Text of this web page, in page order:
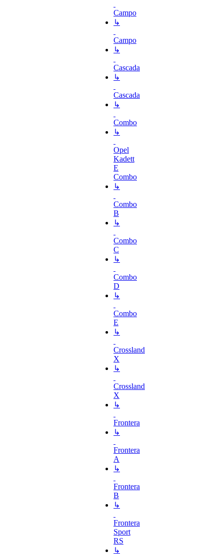
Campo
↳
Campo
↳
Cascada
↳
Cascada
↳
Combo
↳
Opel
Kadett
E
Combo
↳
Combo
B
↳
Combo
C
↳
Combo
D
↳
Combo
E
↳
Crossland
X
↳
Crossland
X
↳
Frontera
↳
Frontera
A
↳
Frontera
B
↳
Frontera
Sport
RS
↳